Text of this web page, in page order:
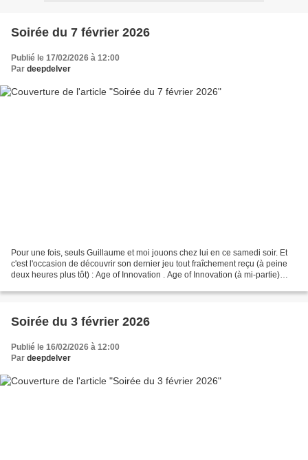
Soirée du 7 février 2026
Publié le 17/02/2026 à 12:00
Par deepdelver
Pour une fois, seuls Guillaume et moi jouons chez lui en ce samedi soir. Et
c'est l'occasion de découvrir son dernier jeu tout fraîchement reçu (à peine
deux heures plus tôt) : Age of Innovation . Age of Innovation (à mi-partie)
Soirée du 3 février 2026
Publié le 16/02/2026 à 12:00
Par deepdelver